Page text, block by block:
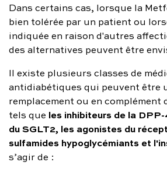
Dans certains cas, lorsque la
bien tolérée par un patient ou
indiquée en raison d'autres
des alternatives peuvent être
Il existe plusieurs classes de
antidiabétiques qui peuvent être
remplacement ou en complément
tels que les inhibiteurs de la
du SGLT2, les agonistes du
sulfamides hypoglycémiants et
s’agir de :